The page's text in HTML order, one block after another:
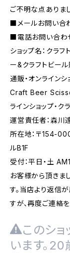
ご不明な点ありま
■メールお問い
■電話お問い
ショップ名：クラ
ー&クラフトビー
通販・オンラインシ
Craft Beer
ラインショップ・ク
運営責任者：森川
所在地：〒154-
ルB1F
受付：平日・土
お客様から頂きま
す。当店より返信
すが、再度ご連絡を
このシ
います。